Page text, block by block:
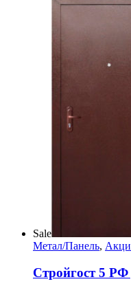
Sale
Метал/Панель,
Стройгост 5